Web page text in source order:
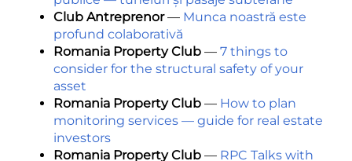
Club Antreprenor— Munca noastră este
profund colaborativă
Romania Property Club — 7 things to
consider for the structural safety of your
asset
Romania Property Club — How to plan
monitoring services — guide for real estate
investors
Romania Property Club — RPC Talks with